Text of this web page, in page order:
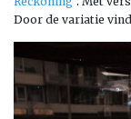
Door de variatie